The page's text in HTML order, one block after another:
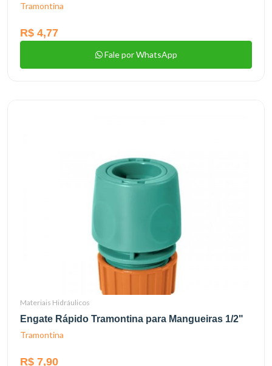
Tramontina
R$ 4,77
Fale por WhatsApp
Materiais Hidráulicos
Engate Rápido Tramontina para Mangueiras 1/2"
Tramontina
R$ 7,90